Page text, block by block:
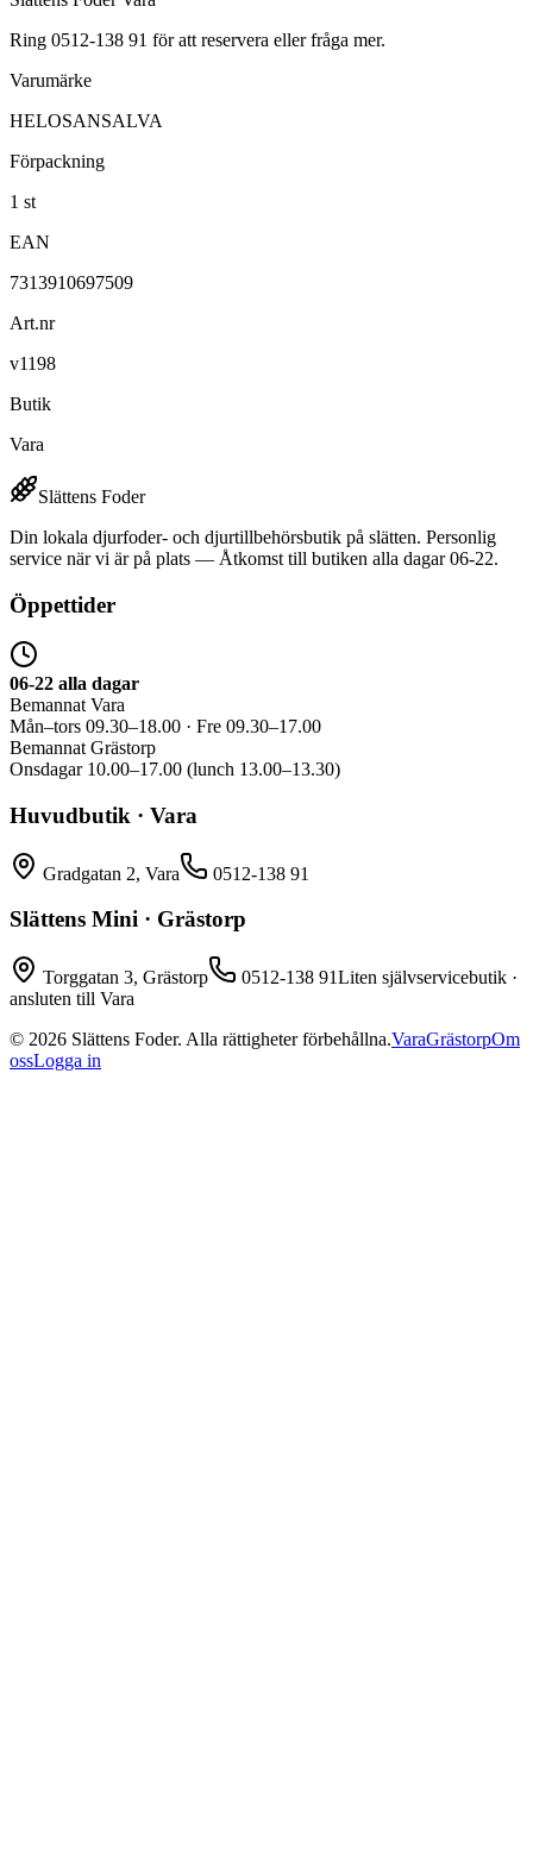
Ring 0512-138 91 för att reservera eller fråga mer.
Varumärke
HELOSANSALVA
Förpackning
1 st
EAN
7313910697509
Art.nr
v1198
Butik
Vara
Slättens Foder
Din lokala djurfoder- och djurtillbehörsbutik på slätten. Personlig
service när vi är på plats — Åtkomst till butiken alla dagar 06-22.
Öppettider
06-22 alla dagar
Bemannat Vara
Mån–tors 09.30–18.00 · Fre 09.30–17.00
Bemannat Grästorp
Onsdagar 10.00–17.00 (lunch 13.00–13.30)
Huvudbutik · Vara
Gradgatan 2, Vara 0512-138 91
Slättens Mini · Grästorp
Torggatan 3, Grästorp 0512-138 91Liten självservicebutik ·
ansluten till Vara
© 2026 Slättens Foder. Alla rättigheter förbehållna.VaraGrästorpOm
ossLogga in